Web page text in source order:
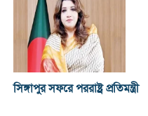
সিঙ্গাপুর সফরে পররাষ্ট্র প্রতিমন্ত্রী